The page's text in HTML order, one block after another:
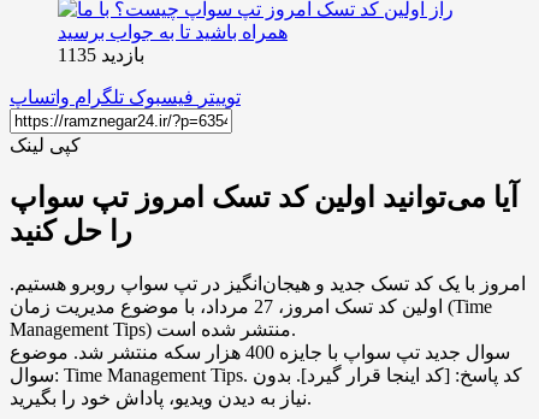
بازدید 1135
توییتر فیسبوک تلگرام واتساپ
کپی لینک
آیا می‌توانید اولین کد تسک امروز تپ سواپ
را حل کنید
امروز با یک کد تسک جدید و هیجان‌انگیز در تپ سواپ روبرو هستیم.
اولین کد تسک امروز، 27 مرداد، با موضوع مدیریت زمان (Time
Management Tips) منتشر شده است.
سوال جدید تپ سواپ با جایزه 400 هزار سکه منتشر شد. موضوع
سوال: Time Management Tips. کد پاسخ: [کد اینجا قرار گیرد]. بدون
نیاز به دیدن ویدیو، پاداش خود را بگیرید.